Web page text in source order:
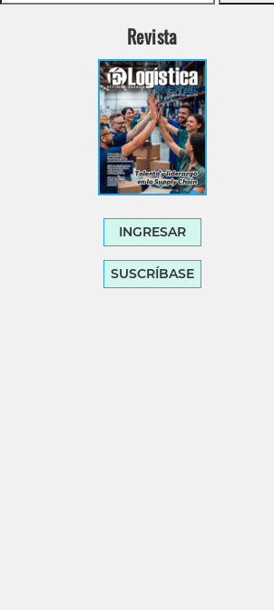
Revista
INGRESAR
SUSCRÍBASE